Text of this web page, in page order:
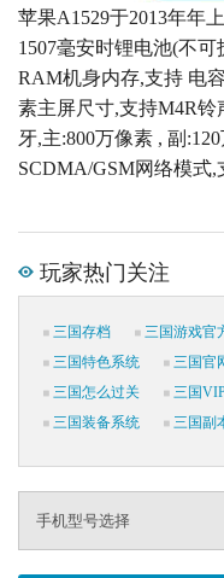
苹果A1529于2013年年
1507毫安时锂电池(不
RAM机身内存,支持 电
素主屏尺寸,支持M4R铃
牙,主:800万像素 , 副
SCDMA/GSM网络模式,
玩家热门关注
三国存档 三国游戏官
三国特色系统
三国官
三国怎么过关
三国
三国装备系统
三国副
手机型号选择